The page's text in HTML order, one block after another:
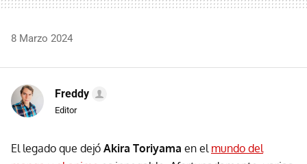
8 Marzo 2024
Freddy
Editor
El legado que dejó Akira Toriyama en el mundo del